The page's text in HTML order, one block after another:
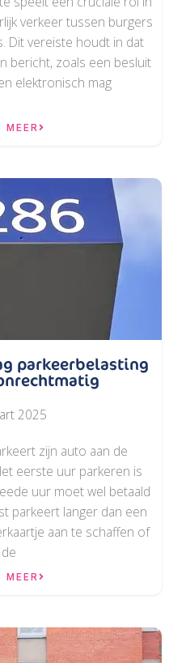
verkeer tussen burgers
Dit vereiste houdt in dat
bericht, zoals een besluit
elektronisch mag
MEER
parkeerbelasting
2025
zijn auto aan de
eerste uur parkeren is
uur moet wel betaald
parkeert langer dan een
aan te schaffen of
de
MEER